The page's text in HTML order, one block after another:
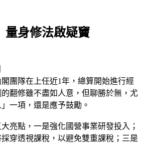
身修法啟疑竇
團隊在上任近1年，總算開始進行經
翻修雖不盡如人意，但聊勝於無，尤
一項，還是應予鼓勵。
亮點，一是強化國營事業研發投入；
穿透視課稅，以避免雙重課稅；三是